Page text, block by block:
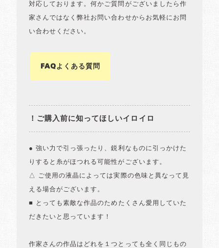
対応しております。何かご質問がございましたら作
家さんではなく弊社お問い合わせからお気軽にお問
い合わせください。
FAQよくある質問
！ご購入前に知ってほしいイロイロ
● 強い力で引っ張ったり、鋭利なものに引っかけた
りすると糸がほつれる可能性がございます。
△ ご使用の液晶によっては実際の色味と異なって見
える場合がございます。
■ とっても素敵な作品のためたくさん愛用していた
だきたいと思っています！
作家さんの作品はどれを１つとっても全く同じもの